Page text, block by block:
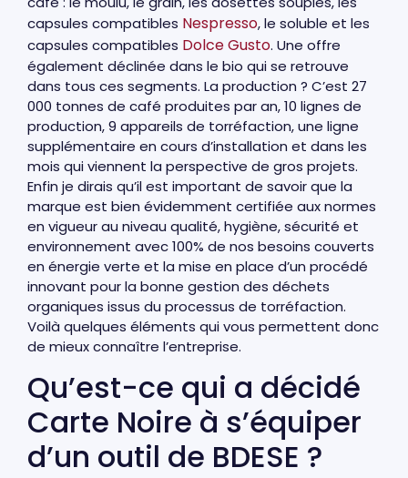
capsules compatibles Nespresso, le soluble et les
capsules compatibles Dolce Gusto. Une offre
également déclinée dans le bio qui se retrouve
dans tous ces segments. La production ? C’est 27
000 tonnes de café produites par an, 10 lignes de
production, 9 appareils de torréfaction, une ligne
supplémentaire en cours d’installation et dans les
mois qui viennent la perspective de gros projets.
Enfin je dirais qu’il est important de savoir que la
marque est bien évidemment certifiée aux normes
en vigueur au niveau qualité, hygiène, sécurité et
environnement avec 100% de nos besoins couverts
en énergie verte et la mise en place d’un procédé
innovant pour la bonne gestion des déchets
organiques issus du processus de torréfaction.
Voilà quelques éléments qui vous permettent donc
de mieux connaître l’entreprise.
Qu’est-ce qui a décidé
Carte Noire à s’équiper
d’un outil de BDESE ?